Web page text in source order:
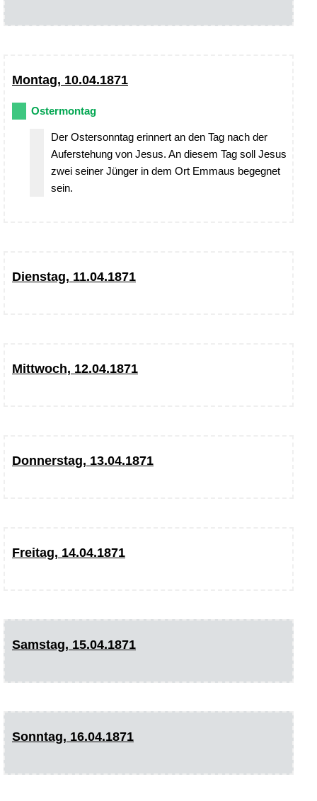
Montag, 10.04.1871
Ostermontag
Der Ostersonntag erinnert an den Tag nach der
Auferstehung von Jesus. An diesem Tag soll Jesus
zwei seiner Jünger in dem Ort Emmaus begegnet
sein.
Dienstag, 11.04.1871
Mittwoch, 12.04.1871
Donnerstag, 13.04.1871
Freitag, 14.04.1871
Samstag, 15.04.1871
Sonntag, 16.04.1871